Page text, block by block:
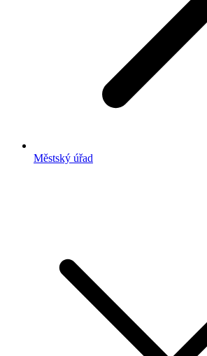
Městský úřad